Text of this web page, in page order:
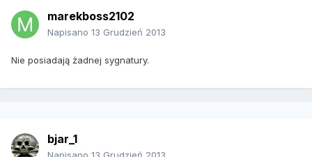
marekboss2102
Napisano 13 Grudzień 2013
Nie posiadają żadnej sygnatury.
bjar_1